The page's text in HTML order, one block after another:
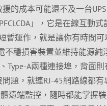
的成本可能還不及一台
」，它是在線互動
暫運作，就是讓你有時間
不穩損害裝置並維持能源純
Type-A兩種連接埠，背面
題，就連RJ-45網路線都
遠端監控，隨時都能掌握